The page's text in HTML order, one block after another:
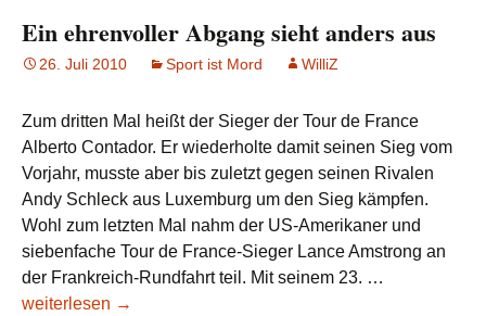
Ein ehrenvoller Abgang sieht anders aus
26. Juli 2010 Sport ist Mord WilliZ
Zum dritten Mal heißt der Sieger der Tour de France
Alberto Contador. Er wiederholte damit seinen Sieg vom
Vorjahr, musste aber bis zuletzt gegen seinen Rivalen
Andy Schleck aus Luxemburg um den Sieg kämpfen.
Wohl zum letzten Mal nahm der US-Amerikaner und
siebenfache Tour de France-Sieger Lance Amstrong an
der Frankreich-Rundfahrt teil. Mit seinem 23. …
weiterlesen →